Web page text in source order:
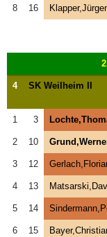
8 16
4 SK Weilheim II
1 3
2 10
3 12
4 13
5 14
6 15